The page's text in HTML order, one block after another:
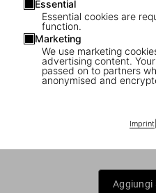
Essential
Essential cookies are
function.
Marketing
We use marketing
advertising content.
passed on to partners
anonymised and
Imprint|
1
JR. La
Aggiungi